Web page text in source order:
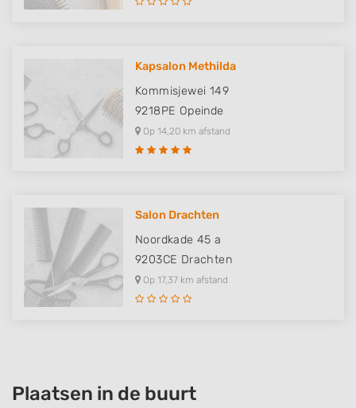
Kapsalon Methilda
Kommisjewei 149
9218PE Opeinde
Op 14,20 km afstand
Salon Drachten
Noordkade 45 a
9203CE Drachten
Op 17,37 km afstand
Plaatsen in de buurt